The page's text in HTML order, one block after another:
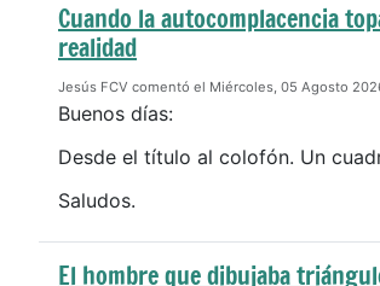
Cuando la autocomplacencia
realidad
Jesús FCV comentó el Miércoles, 05 Agosto
Buenos días:
Desde el título al colofón. Un
Saludos.
El hombre que dibujaba